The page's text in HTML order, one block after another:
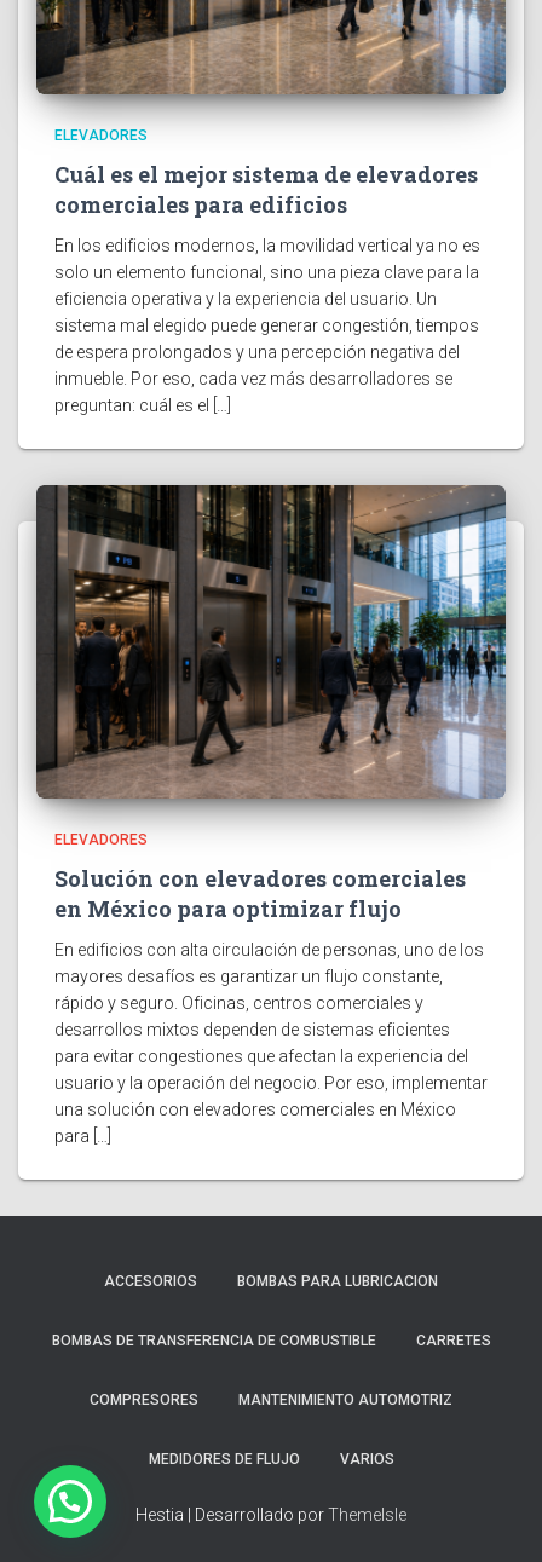
ELEVADORES
Cuál es el mejor sistema de elevadores
comerciales para edificios
En los edificios modernos, la movilidad vertical ya no es
solo un elemento funcional, sino una pieza clave para la
eficiencia operativa y la experiencia del usuario. Un
sistema mal elegido puede generar congestión, tiempos
de espera prolongados y una percepción negativa del
inmueble. Por eso, cada vez más desarrolladores se
preguntan: cuál es el […]
ELEVADORES
Solución con elevadores comerciales
en México para optimizar flujo
En edificios con alta circulación de personas, uno de los
mayores desafíos es garantizar un flujo constante,
rápido y seguro. Oficinas, centros comerciales y
desarrollos mixtos dependen de sistemas eficientes
para evitar congestiones que afectan la experiencia del
usuario y la operación del negocio. Por eso, implementar
una solución con elevadores comerciales en México
para […]
ACCESORIOS BOMBAS PARA LUBRICACION
BOMBAS DE TRANSFERENCIA DE COMBUSTIBLE CARRETES
COMPRESORES MANTENIMIENTO AUTOMOTRIZ
MEDIDORES DE FLUJO VARIOS
Hestia | Desarrollado porThemeIsle